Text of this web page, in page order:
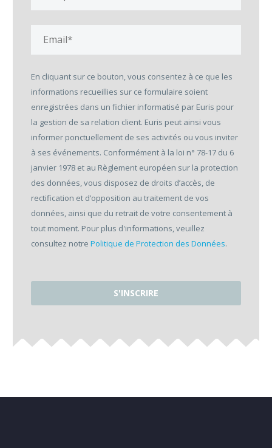
En cliquant sur ce bouton, vous consentez à ce que les
informations recueillies sur ce formulaire soient
enregistrées dans un fichier informatisé par Euris pour
la gestion de sa relation client. Euris peut ainsi vous
informer ponctuellement de ses activités ou vous inviter
à ses événements. Conformément à la loi n° 78-17 du 6
janvier 1978 et au Règlement européen sur la protection
des données, vous disposez de droits d’accès, de
rectification et d’opposition au traitement de vos
données, ainsi que du retrait de votre consentement à
tout moment. Pour plus d'informations, veuillez
consultez notre Politique de Protection des Données.